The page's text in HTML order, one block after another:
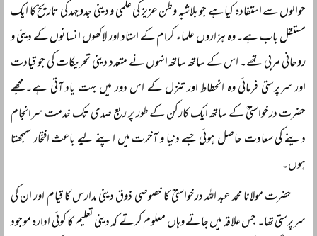
حوالوں سے استفادہ کیا ہے جو بلاشبہ وطن عزیز کی علمی و دینی جدوجہد کی تاریخ کا ایک
مستقل باب ہے۔ وہ ہزاروں علماء کرام کے استاد اور لاکھوں انسانوں کے دینی و
روحانی مربی تھے۔ اس کے ساتھ ساتھ انہوں نے متعدد دینی تحریکات کی جو قیادت
اور سرپرستی فرمائی وہ انحطاط اور تنزل کے اس دور میں بہت یاد آتی ہے۔ مجھے
حضرت درخواستیؒ کے ساتھ ایک کارکن کے طور پر ربع صدی تک خدمت سرانجام
دینے کی سعادت حاصل ہوئی جسے دنیا و آخرت میں اپنے لیے باعث افتخار سمجھتا
ہوں۔
حضرت مولانا محمد عبد اللہ درخواستیؒ کا خصوصی ذوق دینی مدارس کا قیام اور ان کی
سرپرستی تھا۔ جس علاقہ میں جاتے وہاں معلوم کرتے کہ دینی تعلیم کا کوئی ادارہ موجود